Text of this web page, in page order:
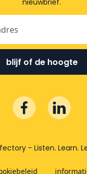
nieuwbrief.
blijf of de hoogte
- Listen. Learn.